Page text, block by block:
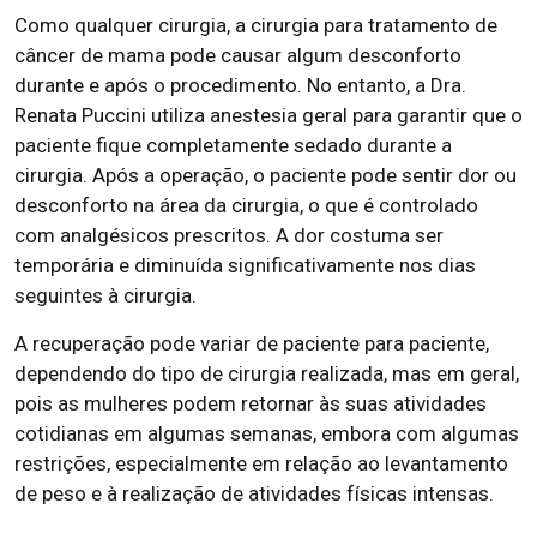
Como qualquer cirurgia, a cirurgia para tratamento de
câncer de mama pode causar algum desconforto
durante e após o procedimento. No entanto, a Dra.
Renata Puccini utiliza anestesia geral para garantir que o
paciente fique completamente sedado durante a
cirurgia. Após a operação, o paciente pode sentir dor ou
desconforto na área da cirurgia, o que é controlado
com analgésicos prescritos. A dor costuma ser
temporária e diminuída significativamente nos dias
seguintes à cirurgia.
A recuperação pode variar de paciente para paciente,
dependendo do tipo de cirurgia realizada, mas em geral,
pois as mulheres podem retornar às suas atividades
cotidianas em algumas semanas, embora com algumas
restrições, especialmente em relação ao levantamento
de peso e à realização de atividades físicas intensas.